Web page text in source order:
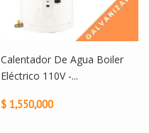
Calentador De Agua Boiler
Eléctrico 110V -...
$ 1,550,000